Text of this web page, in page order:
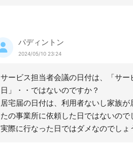
パディントン
2024/05/10 23:24
サービス担当者会議の日付は、「サ
日」・・ではないのですか？
居宅届の日付は、利用者ないし家族
たの事業所に依頼した日ではないので
実際に行なった日ではダメなのでしょ